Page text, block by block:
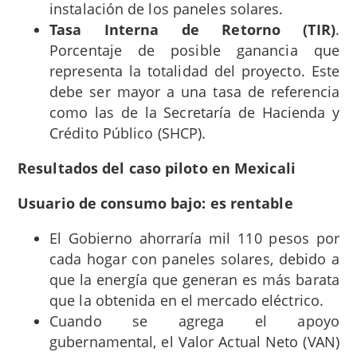
instalación de los paneles solares.
Tasa Interna de Retorno (TIR).
Porcentaje de posible ganancia que
representa la totalidad del proyecto. Este
debe ser mayor a una tasa de referencia
como las de la Secretaría de Hacienda y
Crédito Público (SHCP).
Resultados del caso piloto en Mexicali
Usuario de consumo bajo: es rentable
El Gobierno ahorraría mil 110 pesos por
cada hogar con paneles solares, debido a
que la energía que generan es más barata
que la obtenida en el mercado eléctrico.
Cuando se agrega el apoyo
gubernamental, el Valor Actual Neto (VAN)